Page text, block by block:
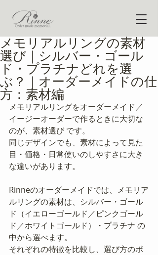
メモリアルリングの素材
選び｜シルバー・ゴール
ド・プラチナどれを選
ぶ？｜オーダーメイドの仕
方：素材編
メモリアルリングをオーダーメイド／
イージーオーダーで作るときに大切な
のが、素材選び です。
同じデザインでも、素材によって見た
目・価格・日常使いのしやすさに大き
な違いがあります。
Rinneのオーダーメイドでは、メモリア
ルリングの素材は、シルバー・ゴール
ド（イエローゴールド／ピンクゴール
ド／ホワイトゴールド）・プラチナ の
中から選べます。
それぞれの特徴を比較し、選び方のポ